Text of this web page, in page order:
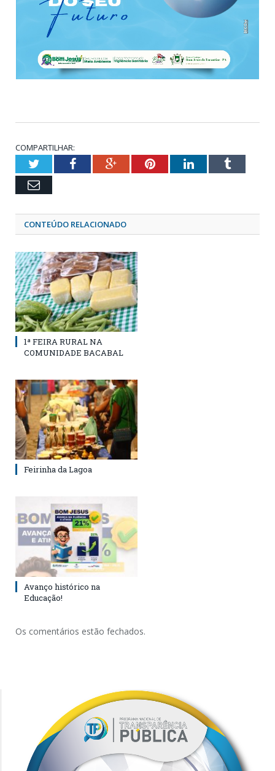
COMPARTILHAR:
TwitterFacebookGoogle+PinterestLinkedInTumblr
Email
CONTEÚDO RELACIONADO
1ª FEIRA RURAL NA
COMUNIDADE BACABAL
Feirinha da Lagoa
Avanço histórico na
Educação!
Os comentários estão fechados.